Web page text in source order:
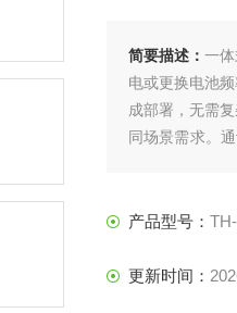
简要描述：一
电或更换电池
成部署，无需
同场景需求。
产品型号：
更新时间：